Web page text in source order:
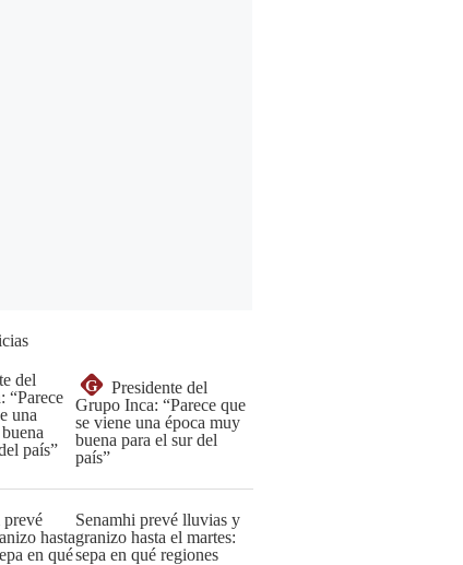
G
Presidente del
Grupo Inca: “Parece que
se viene una época muy
buena para el sur del
país”
Senamhi prevé lluvias y
granizo hasta el martes:
sepa en qué regiones